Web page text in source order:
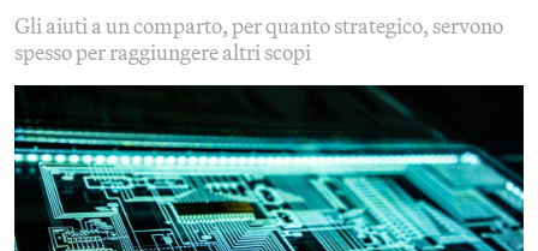
Gli aiuti a un comparto, per quanto strategico, servono
spesso per raggiungere altri scopi